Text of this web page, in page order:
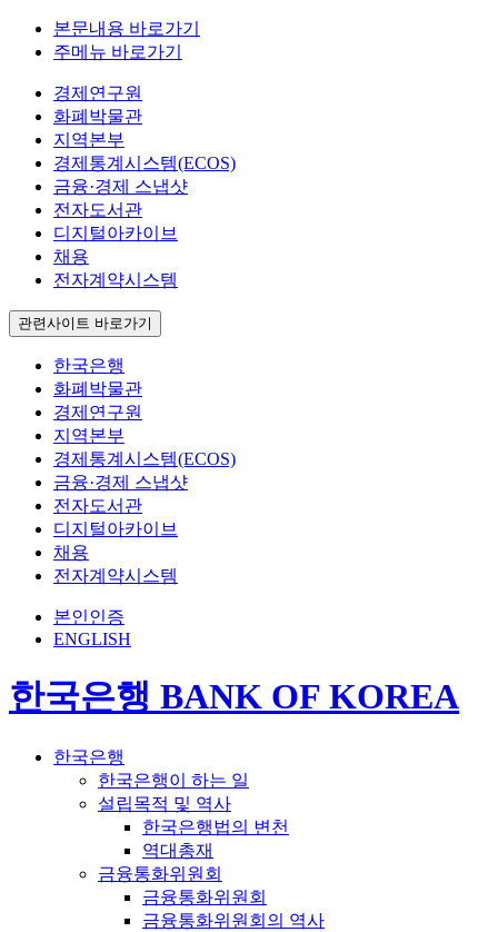
본문내용 바로가기
주메뉴 바로가기
경제연구원
화폐박물관
지역본부
경제통계시스템(ECOS)
금융·경제 스냅샷
전자도서관
디지털아카이브
채용
전자계약시스템
관련사이트 바로가기
한국은행
화폐박물관
경제연구원
지역본부
경제통계시스템(ECOS)
금융·경제 스냅샷
전자도서관
디지털아카이브
채용
전자계약시스템
본인인증
ENGLISH
한국은행 BANK OF KOREA
한국은행
한국은행이 하는 일
설립목적 및 역사
한국은행법의 변천
역대총재
금융통화위원회
금융통화위원회
금융통화위원회의 역사